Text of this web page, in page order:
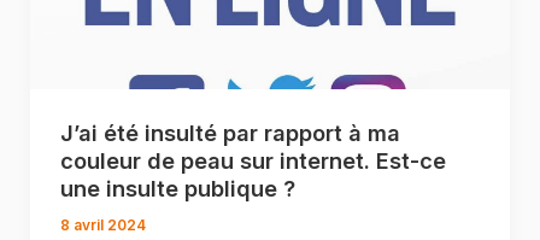
J’ai été insulté par rapport à ma
couleur de peau sur internet. Est-ce
une insulte publique ?
8 avril 2024